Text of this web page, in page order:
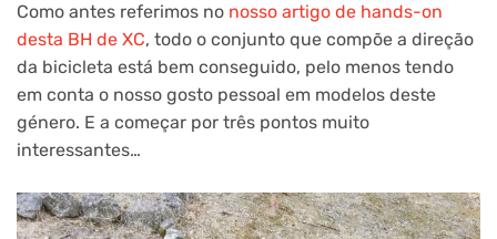
Como antes referimos no nosso artigo de hands-on
desta BH de XC, todo o conjunto que compõe a direção
da bicicleta está bem conseguido, pelo menos tendo
em conta o nosso gosto pessoal em modelos deste
género. E a começar por três pontos muito
interessantes…